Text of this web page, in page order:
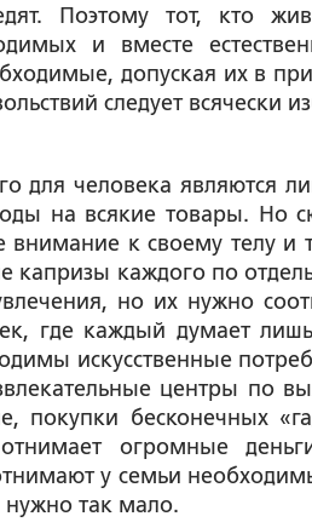
Поэтому тот, кто
и вместе
допуская их в
следует всячески
для человека являются
на всякие товары. Но
внимание к своему телу и
капризы каждого по
но их нужно
где каждый думает
искусственные
центры по
покупки бесконечных
огромные
у семьи
так мало.